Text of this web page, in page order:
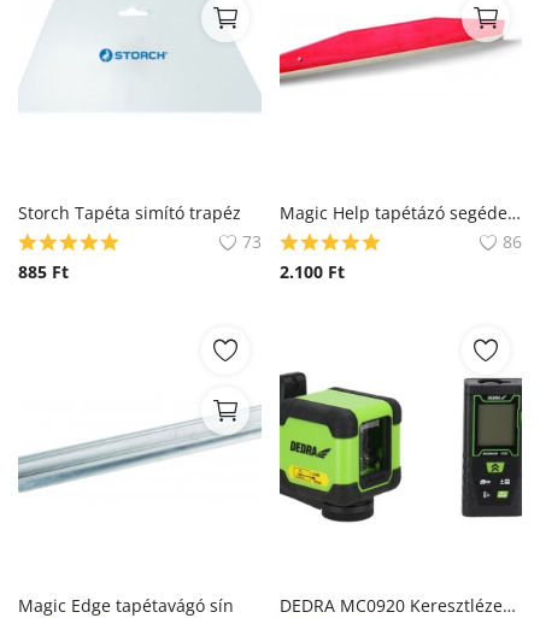
Storch Tapéta simító trapéz
73
885 Ft
Magic Help tapétázó segédeszköz
86
2.100 Ft
Magic Edge tapétavágó sín
DEDRA MC0920 Keresztlézer + lézeres távolságmérő 40m